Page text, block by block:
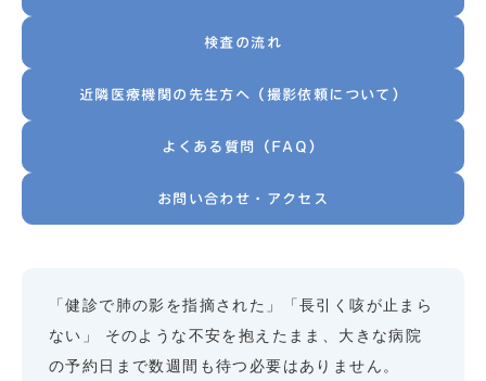
検査の流れ
近隣医療機関の先生方へ（撮影依頼について）
よくある質問（FAQ）
お問い合わせ・アクセス
「健診で肺の影を指摘された」「長引く咳が止まら
ない」 そのような不安を抱えたまま、大きな病院
の予約日まで数週間も待つ必要はありません。